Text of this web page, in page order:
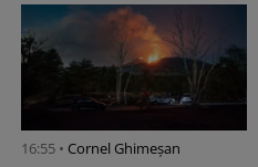
16:55 • Cornel Ghimeșan